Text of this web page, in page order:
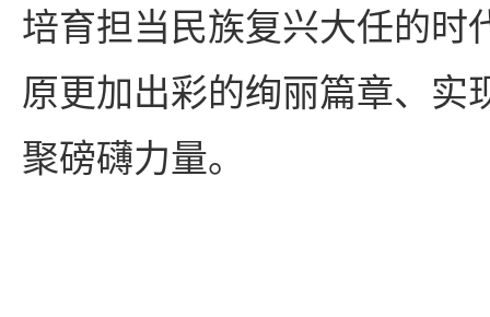
培育担当民族复兴大任的时
原更加出彩的绚丽篇章、实
聚磅礴力量。